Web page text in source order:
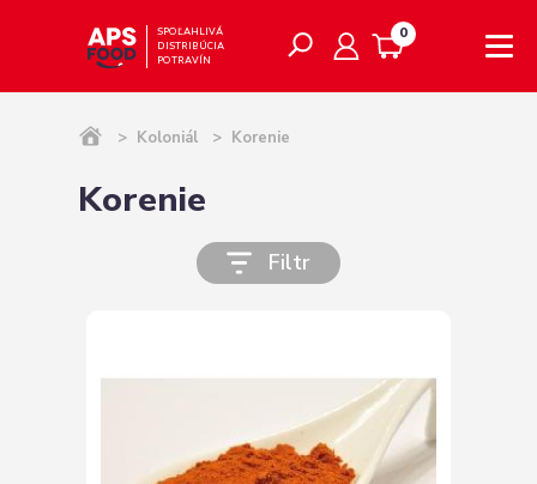
SPOĽAHLIVÁ
DISTRIBÚCIA
POTRAVÍN
0
> Koloniál > Korenie
Korenie
Filtr